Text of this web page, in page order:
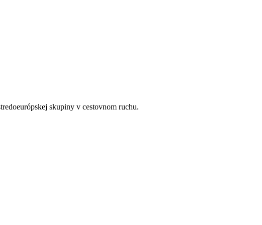
hlavného jedla s prílohou, nápoje za poplatok
so sprchou alebo vaňou, zriedkavo balkón
skupiny v cestovnom ruchu.